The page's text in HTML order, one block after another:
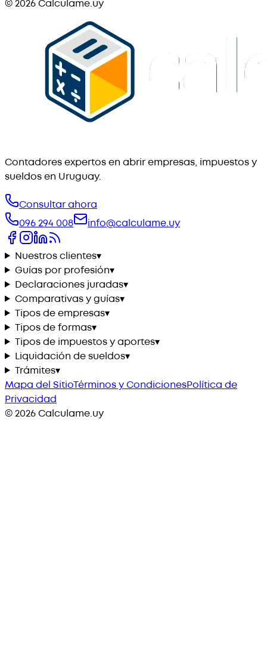
©2026Calculame.uy
Contadores expertos en abrir empresas, impuestos y
sueldos en Uruguay.
Consultar ahora
096 294 008
info@calculame.uy
Nuestros clientes▾
Guías por profesión▾
Declaraciones juradas▾
Comparativas y guías▾
Tipos de empresas▾
Tipos de formas▾
Tipos de impuestos y aportes▾
Liquidación de sueldos▾
Trámites▾
Mapa del SitioTérminos y CondicionesPolítica de
Privacidad
©2026Calculame.uy